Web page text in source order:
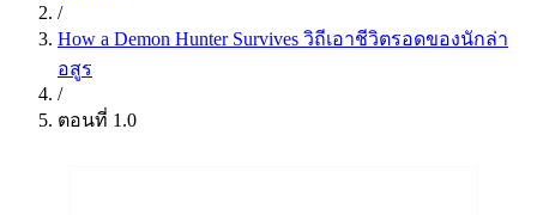
/
How a Demon Hunter Survives วิถีเอาชีวิตรอดของนักล่า
อสูร
/
ตอนที่ 1.0